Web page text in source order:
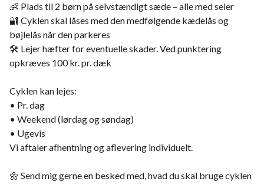
👶 Plads til 2 børn på selvstændigt sæde – alle med seler
🔐 Cyklen skal låses med den medfølgende kædelås og
bøjlelås når den parkeres
🛠 Lejer hæfter for eventuelle skader. Ved punktering
opkræves 100 kr. pr. dæk
Cyklen kan lejes:
• Pr. dag
• Weekend (lørdag og søndag)
• Ugevis
Vi aftaler afhentning og aflevering individuelt.
🌼 Send mig gerne en besked med, hvad du skal bruge cyklen